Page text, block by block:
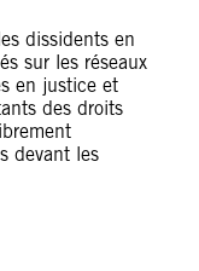
dissidents en
sur les réseaux
en justice et
des droits
devant les